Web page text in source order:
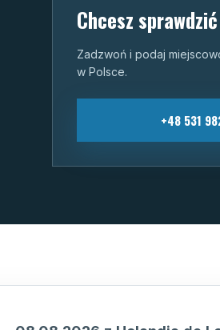
Chcesz
Zadzwoń i podaj
w Polsce.
+48 531